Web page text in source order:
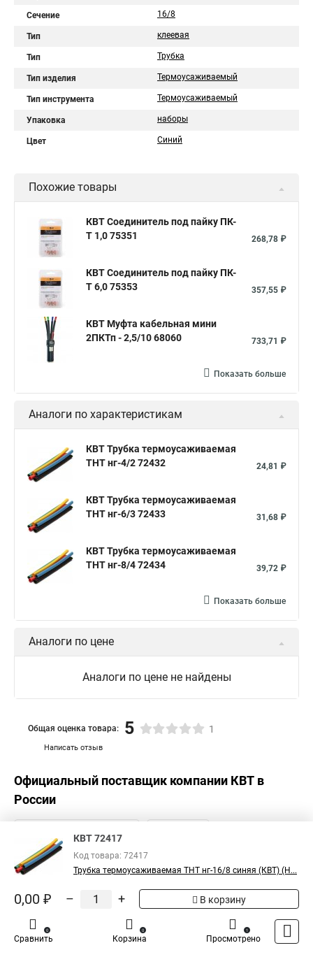
Сечение 16/8
Тип клеевая
Тип Трубка
Тип изделия Термоусаживаемый
Тип инструмента Термоусаживаемый
Упаковка наборы
Цвет Синий
Похожие товары
КВТ Соединитель под пайку ПК-
Т 1,0 75351
268,78 ₽
КВТ Соединитель под пайку ПК-
Т 6,0 75353
357,55 ₽
КВТ Муфта кабельная мини
2ПКТп - 2,5/10 68060
733,71 ₽
Показать больше
Аналоги по характеристикам
КВТ Трубка термоусаживаемая
ТНТ нг-4/2 72432
24,81 ₽
КВТ Трубка термоусаживаемая
ТНТ нг-6/3 72433
31,68 ₽
КВТ Трубка термоусаживаемая
ТНТ нг-8/4 72434
39,72 ₽
Показать больше
Аналоги по цене
Аналоги по цене не найдены
Написать отзыв
Общая оценка товара: 5 1
Официальный поставщик компании КВТ в
России
КВТ 72417
Код товара: 72417
Трубка термоусаживаемая ТНТ нг-16/8 синяя (КВТ) (Н...
0,00 ₽ – + В корзину
Сравнить
0
Корзина
0
Просмотрено
1